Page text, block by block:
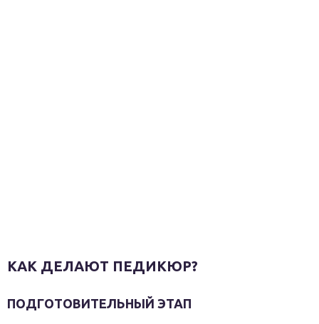
КАК ДЕЛАЮТ ПЕДИКЮР?
ПОДГОТОВИТЕЛЬНЫЙ ЭТАП